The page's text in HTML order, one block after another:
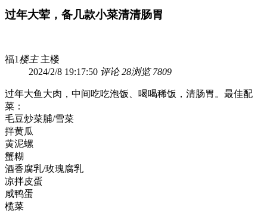
过年大荤，备几款小菜清清肠胃
福1楼主 主楼
2024/2/8 19:17:50 评论 28浏览 7809
过年大鱼大肉，中间吃吃泡饭、喝喝稀饭，清肠胃。最佳配
菜：
毛豆炒菜脯/雪菜
拌黄瓜
黄泥螺
蟹糊
酒香腐乳/玫瑰腐乳
凉拌皮蛋
咸鸭蛋
榄菜